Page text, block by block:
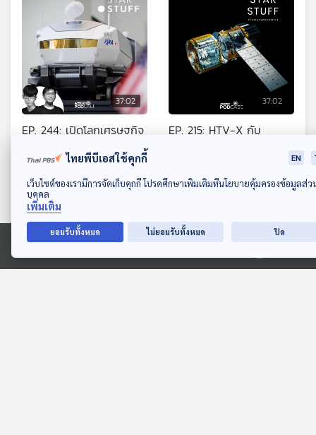
ดาวน์โหลด Thai PBS Podcast Application
Ⓒ 2020 องค์การกระจายเสียงและแพร่ภาพสาธารณะแห่งประเทศไทย
37:02
EP. 244: เปิดโลกเศรษฐกิจ
ประเทศกำลังพัฒนา
Starstuff เรื่องเล่าจากดวงดาว
37:02
EP. 215: HTV-X กับ
Starstuff เรื่องเล่าจากดวงดาว
ไทยพีบีเอสใช้คุกกี้ EN
เว็บไซต์ของเรามีการจัดเก็บคุกกี้ โปรดศึกษาเพิ่มเติมที่นโยบายคุ้มครองข้อมูลส่ว
บุคคล
เพิ่มเติม
ยอมรับทั้งหมด ไม่ยอมรับทั้งหมด ปิด